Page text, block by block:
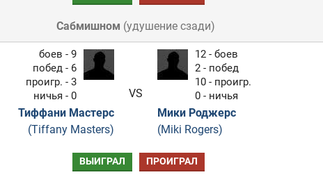
Сабмишном (удушение сзади)
боев - 9
побед - 6
проигр. - 3
ничья - 0
Тиффани Мастерс
(Tiffany Masters)
VS
12 - боев
2 - побед
10 - проигр.
0 - ничья
Мики Роджерс
(Miki Rogers)
ВЫИГРАЛ ПРОИГРАЛ